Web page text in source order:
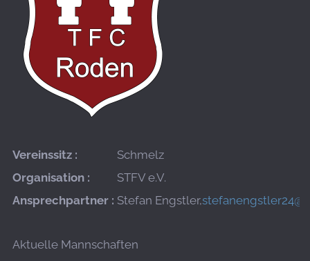
Vereinssitz :
Schmelz
Organisation :
STFV e.V.
Ansprechpartner : Stefan Engstler,
Aktuelle Mannschaften